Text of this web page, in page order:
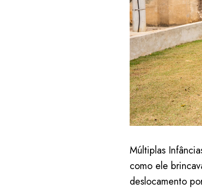
Múltiplas
como ele
deslocamento